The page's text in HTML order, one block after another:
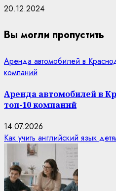
20.12.2024
Вы могли пропустить
Аренда автомобилей в
компаний
Аренда автомобилей в
топ-10 компаний
14.07.2026
Как учить английский язык